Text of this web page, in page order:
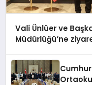
Vali Ünlüer ve
Müdürlüğü’ne